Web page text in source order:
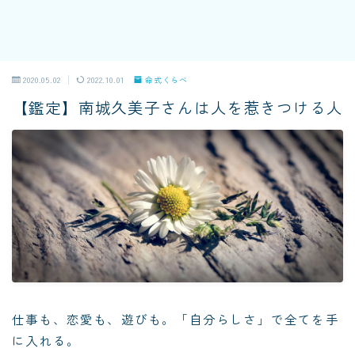
2020.05.02 2022.10.01 命式くらべ
【鑑定】南城久美子さんは人を惹きつける人
仕事も、恋愛も、遊びも。「自分らしさ」で全てを手
に入れる。